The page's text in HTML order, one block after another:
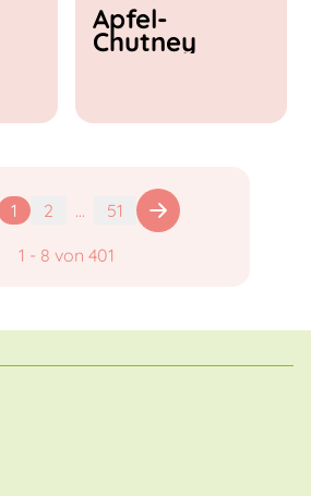
Apfel-
Chutney
1 2 ... 51
1 - 8 von 401